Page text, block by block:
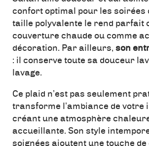
confort optimal pour les soirées
taille polyvalente le rend parfait
couverture chaude ou comme
décoration. Par ailleurs, son
: il conserve toute sa douceur
lavage.
Ce plaid n’est pas seulement
transforme l’ambiance de votre
créant une atmosphère
accueillante. Son style
soignées ajoutent une touche